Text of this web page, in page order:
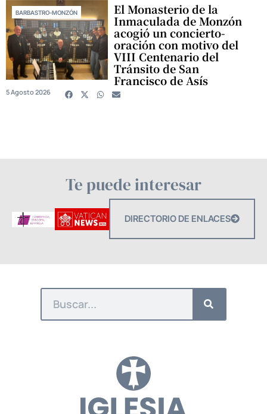
BARBASTRO-MONZÓN El Monasterio de la
Inmaculada de Monzón
acogió un concierto-
oración con motivo del
VIII Centenario del
Tránsito de San
Francisco de Asís
5 Agosto 2026
Te puede interesar
DIRECTORIO DE ENLACES